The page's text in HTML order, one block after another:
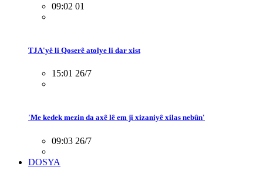
09:02 01
TJA'yê li Qoserê atolye li dar xist
15:01 26/7
'Me kedek mezin da axê lê em ji xizaniyê xilas nebûn'
09:03 26/7
DOSYA